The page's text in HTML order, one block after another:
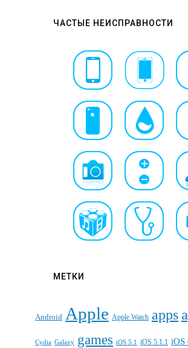
ЧАСТЫЕ НЕИСПРАВНОСТИ
МЕТКИ
Android Apple Apple Watch apps
Cydia Galaxy games iOS 5.1 iOS 5.1.1 iOS